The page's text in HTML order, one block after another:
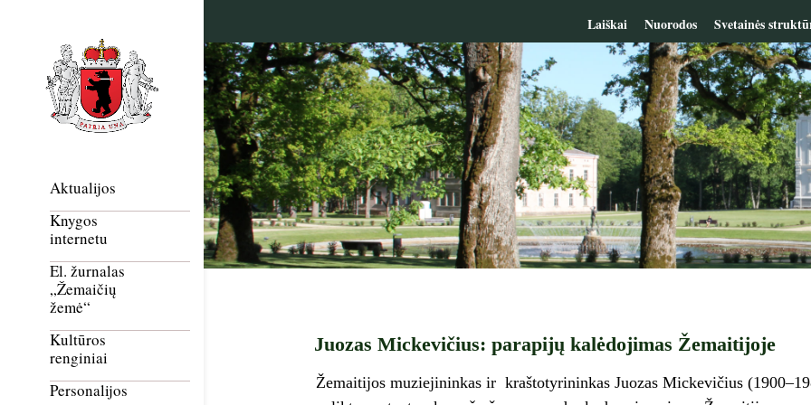
Laiškai Nuorodos Svetainės
Aktualijos
Knygos
internetu
El. žurnalas
„Žemaičių
žemė“
Kultūros
renginiai
Personalijos
Juozas Mickevičius: parapijų kalėdojimas Žemaitijoje
Žemaitijos muziejininkas ir kraštotyrininkas Juozas Mickevičius